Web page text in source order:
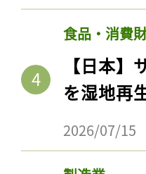
食品・消費
【日本
を湿地再
2026/07/15